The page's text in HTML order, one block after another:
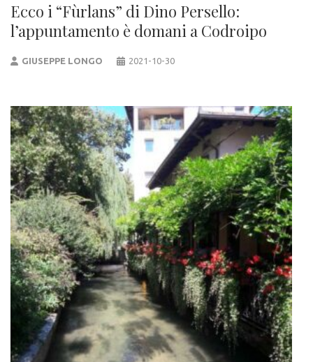
Ecco i “Fùrlans” di Dino Persello:
l’appuntamento è domani a Codroipo
GIUSEPPE LONGO 2021-10-30